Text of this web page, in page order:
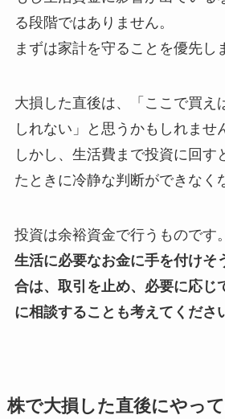
る段階ではありません。
まずは家計を守ることを優先し
大損した直後は、「ここで買え
しれない」と思うかもしれませ
しかし、生活費まで投資に回す
たときに冷静な判断ができなく
投資は余裕資金で行うものです。
生活に必要なお金に手を付けそ
合は、取引を止め、必要に応じ
に相談することも考えてくださ
株で大損した直後にやっ